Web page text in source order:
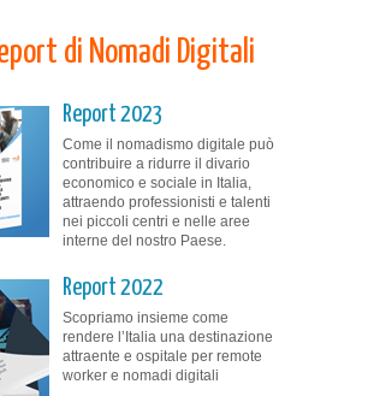
di Nomadi Digitali
Report 2023
Come il nomadismo digitale può
contribuire a ridurre il divario
economico e sociale in Italia,
attraendo professionisti e talenti
nei piccoli centri e nelle aree
interne del nostro Paese.
Report 2022
Scopriamo insieme come
rendere l’Italia una destinazione
attraente e ospitale per remote
worker e nomadi digitali